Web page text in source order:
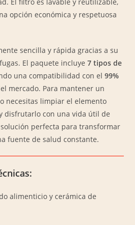
opción económica y respetuosa
sencilla y rápida gracias a su
El paquete incluye7 tipos de
una compatibilidad con el99%
mercado. Para mantener un
necesitas limpiar el elemento
disfrutarlo con una vida útil de
perfecta para transformar
fuente de salud constante.
alimenticio y cerámica de